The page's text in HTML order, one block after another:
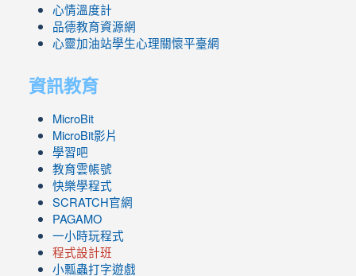
心情溫度計
品德教育資源網
心靈加油站學生心理關懷平臺網
資訊教育
MicroBit
MicroBit影片
學習吧
教育雲帳號
快樂學程式
SCRATCH官網
PAGAMO
一小時玩程式
程式設計班
小瓢蟲打字遊戲